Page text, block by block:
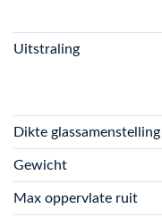
Uitstraling
Dikte glassamenstelling
Gewicht
Max oppervlate ruit